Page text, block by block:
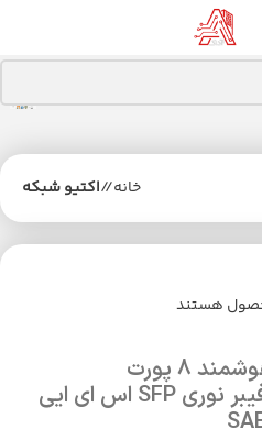
خانه/ اکتیو شبکه
هستند
سوییچ صنعتی POE هوشمند 8 پورت
10/100/1000 و 4 پورت فیبر نوری SFP اس ای ایی